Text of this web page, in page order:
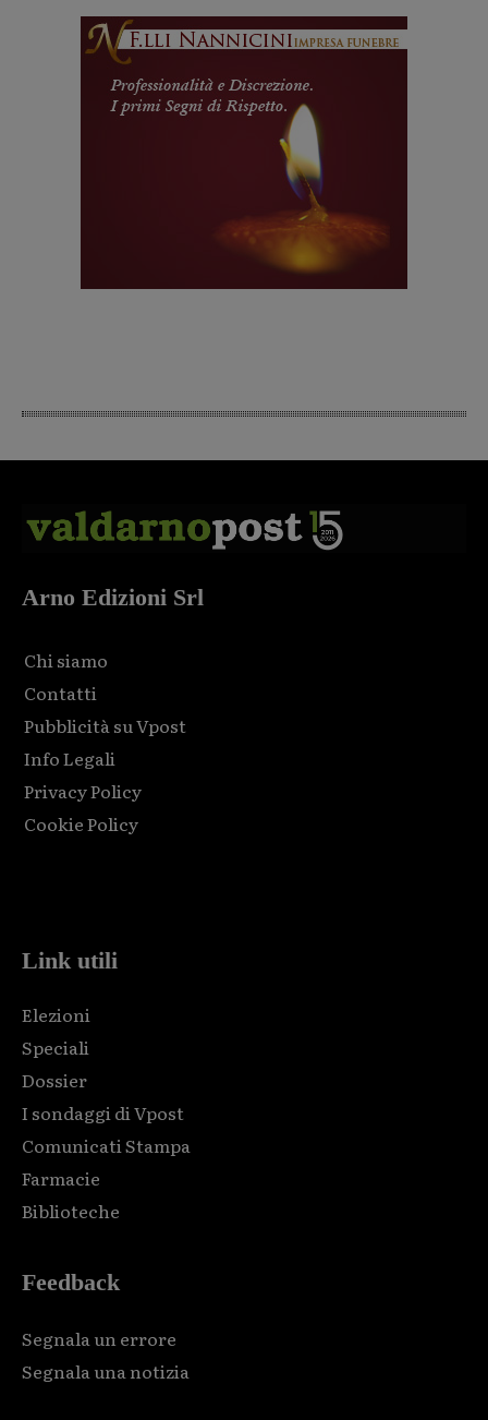
Arno Edizioni Srl
Chi siamo
Contatti
Pubblicità su Vpost
Info Legali
Privacy Policy
Cookie Policy
Link utili
Elezioni
Speciali
Dossier
I sondaggi di Vpost
Comunicati Stampa
Farmacie
Biblioteche
Feedback
Segnala un errore
Segnala una notizia